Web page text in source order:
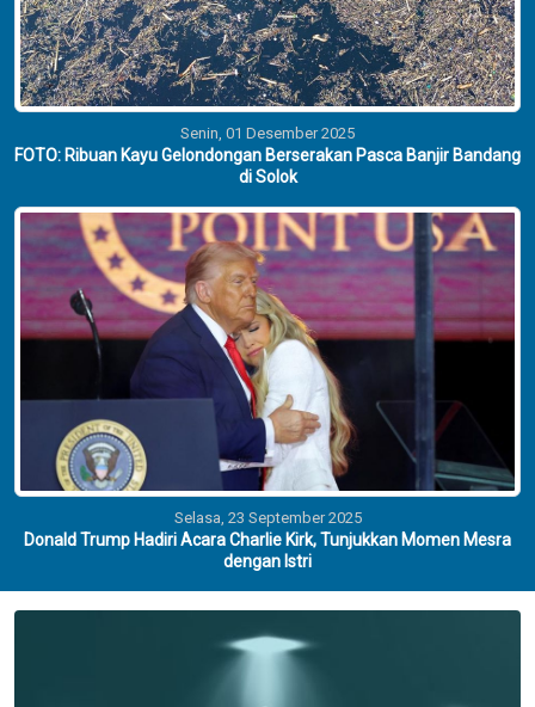
Senin, 01 Desember 2025
FOTO: Ribuan Kayu Gelondongan Berserakan Pasca Banjir Bandang
di Solok
Selasa, 23 September 2025
Donald Trump Hadiri Acara Charlie Kirk, Tunjukkan Momen Mesra
dengan Istri